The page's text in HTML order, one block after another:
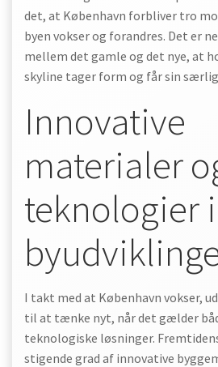
det, at København forbliver tro
byen vokser og forandres. Det er
mellem det gamle og det nye, at
skyline tager form og får sin
Innovative
materialer
teknologier i
I takt med at København vokser,
til at tænke nyt, når det gælder
teknologiske løsninger.
stigende grad af innovative